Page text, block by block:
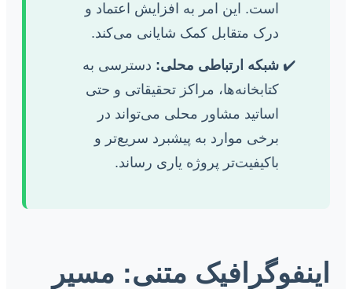
است. این امر به افزایش اعتماد و
درک متقابل کمک شایانی می‌کند.
شبکه ارتباطی محلی: دسترسی به
کتابخانه‌ها، مراکز تحقیقاتی و حتی
اساتید مشاور محلی می‌تواند در
برخی موارد به پیشبرد سریع‌تر و
باکیفیت‌تر پروژه یاری رساند.
اینفوگرافیک متنی: مسیر